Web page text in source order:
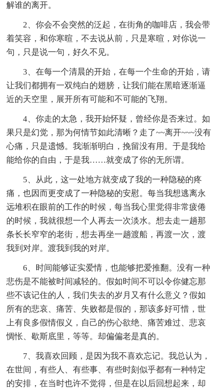
解谁的离开。
2、你会不会突然的泛起，在街角的咖啡店，我会带
着笑容，和你寒暄，不去说从前，只是寒暄，对你说一
句，只是说一句，好久不见。
3、在每一个清晨的开始，在每一个生命的开始，请
让我们都拥有一双纯白的翅膀，让我们能在黑暗逐渐逼
近的天空里，展开所有可能和不可能的飞翔。
4、你走的太急，我开始怀疑，曾经你是否来过。如
果只是幻觉，那为何情节如此清晰？走了~~离开~~~没有
心痛，只是遗憾。我渐渐明白，挽留没有用。于是我给
能给你的自由，于是我……就变成了你的无所谓。
5、从此，这一处地方就变成了我的一种隐秘的疼
痛，也因而更变成了一种隐秘的安慰。每当我想逃离永
远堆积在眼前的工作的时候，每当我心里觉得非常疲倦
的时候，我就很想一个人再去一次淡水。想去走一趟那
条长长窄窄的老街，想去再坐一趟渡船，再渡一次，渡
我到对岸。渡我到我的对岸。
6、时间能够证实爱情，也能够把爱推翻。没有一种
悲伤是不能被时间减轻的。假如时间不可以令你健忘那
些不该记住的人，我们失去的岁月又有什么意义？假如
所有的悲哀、痛苦、失败都是假的，那该多好可惜，世
上有良多假情假义，自己的伤心欲绝、痛苦难过、悲哀
惆怅、歇斯底里，等等。却偏偏老是真的。
7、我喜欢回顾，是因为我不喜欢忘记。我总认为，
在世间，有些人、有些事、有些时刻似乎都有一种特定
的安排，在当时也许不觉得，但是在以后回想起来，却